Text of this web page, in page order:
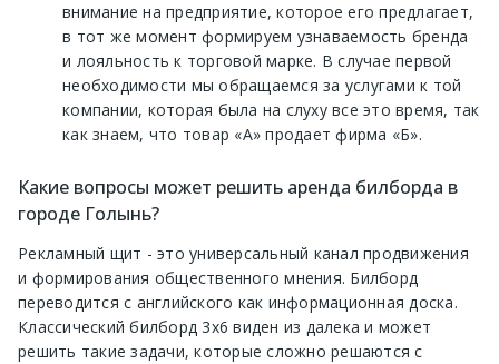
внимание на предприятие, которое его предлагает,
в тот же момент формируем узнаваемость бренда
и лояльность к торговой марке. В случае первой
необходимости мы обращаемся за услугами к той
компании, которая была на слуху все это время, так
как знаем, что товар «А» продает фирма «Б».
Какие вопросы может решить аренда билборда в
городе Голынь?
Рекламный щит - это универсальный канал продвижения
и формирования общественного мнения. Билборд
переводится с английского как информационная доска.
Классический билборд 3х6 виден из далека и может
решить такие задачи, которые сложно решаются с